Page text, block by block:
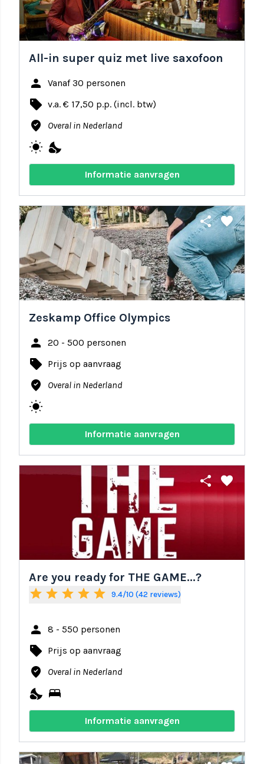
All-in super quiz met live saxofoon
person Vanaf 30 personen
local_offer v.a. € 17,50 p.p. (incl. btw)
where_to_vote Overal in Nederland
wb_sunny nights_stay
Informatie aanvragen
share favorite
Zeskamp Office Olympics
person 20 - 500 personen
local_offer Prijs op aanvraag
where_to_vote Overal in Nederland
wb_sunny
Informatie aanvragen
share favorite
Are you ready for THE GAME...?
star star star star star 9.4/10 (42 reviews)
person 8 - 550 personen
local_offer Prijs op aanvraag
where_to_vote Overal in Nederland
nights_stay bed
Informatie aanvragen